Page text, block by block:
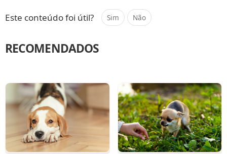
Este conteúdo foi útil? Sim Não
RECOMENDADOS